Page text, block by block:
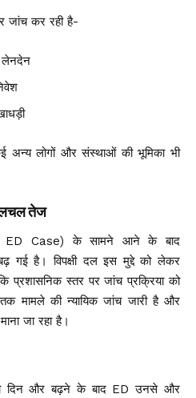
जांच कर रही है-
लेनदेन
अन्य लोगों और संस्थाओं की भूमिका भी
तेज
ED Case) के सामने आने के बाद
गई है। विपक्षी दल इस मुद्दे को लेकर
प्रशासनिक स्तर पर जांच प्रक्रिया को
मामले की न्यायिक जांच जारी है और
जा रहा है।
दिन और बढ़ने के बाद ED उनसे और